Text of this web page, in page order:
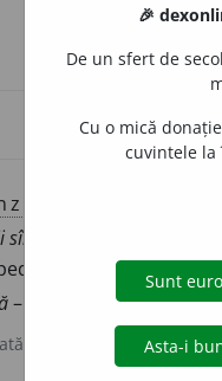
A determina, a
și buni și răi, dar e
deslușit; a
– o casă mai răzleață.
de acțiuni
🎉
De un sfert de
Cu o mică
cuvintele